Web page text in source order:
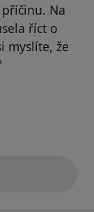
Na
říct o
myslíte, že
JB
názory